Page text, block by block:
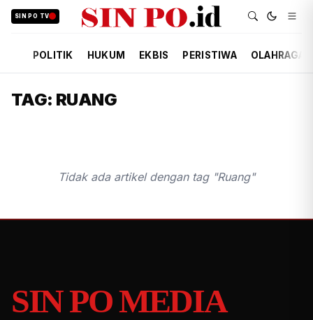
SIN PO TV
POLITIK HUKUM EKBIS PERISTIWA OLAHRAGA
TAG: RUANG
Tidak ada artikel dengan tag "Ruang"
SIN PO MEDIA